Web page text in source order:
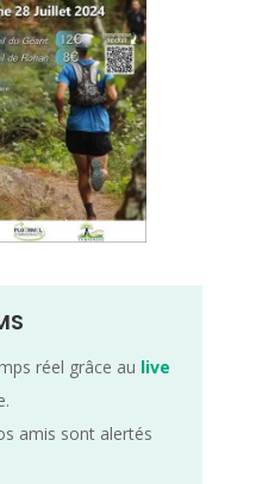
réel grâce au live
amis sont alertés